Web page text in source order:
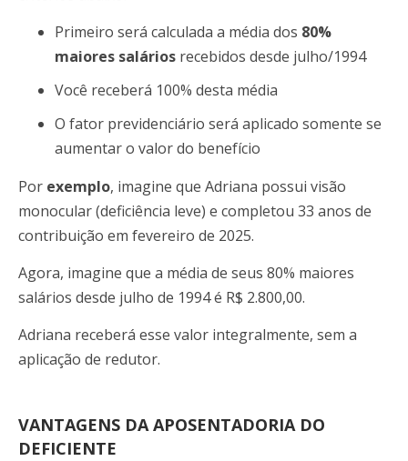
Primeiro será calculada a média dos 80%
maiores salários recebidos desde julho/1994
Você receberá 100% desta média
O fator previdenciário será aplicado somente se
aumentar o valor do benefício
Por exemplo, imagine que Adriana possui visão
monocular (deficiência leve) e completou 33 anos de
contribuição em fevereiro de 2025.
Agora, imagine que a média de seus 80% maiores
salários desde julho de 1994 é R$ 2.800,00.
Adriana receberá esse valor integralmente, sem a
aplicação de redutor.
VANTAGENS DA APOSENTADORIA DO
DEFICIENTE